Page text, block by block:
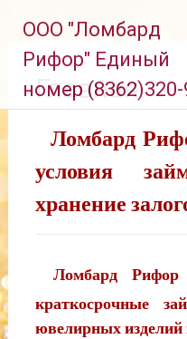
содержимому
ООО "Ломбард
Рифор" Единый
номер (8362)320-
Главная
Ломбард
условия
хранение
Ломбард Рифор
краткосрочные
ювелирных изделий